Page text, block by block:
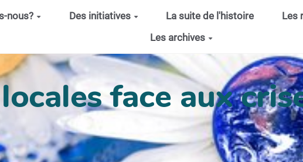
nous? Des initiatives La suite de l'histoire Les
Les archives
face aux